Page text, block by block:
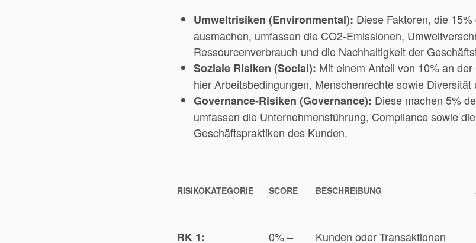
Umweltrisiken (Environmental): Diese Faktoren, die
ausmachen, umfassen die CO2-Emissionen,
Ressourcenverbrauch und die Nachhaltigkeit der
Soziale Risiken (Social): Mit einem Anteil von 10% an
hier Arbeitsbedingungen, Menschenrechte sowie
Governance-Risiken (Governance): Diese machen 5%
umfassen die Unternehmensführung, Compliance sowie
Geschäftspraktiken des Kunden.
RISIKOKATEGORIE SCORE BESCHREIBUNG
RK 1: 0% – Kunden oder Transaktionen